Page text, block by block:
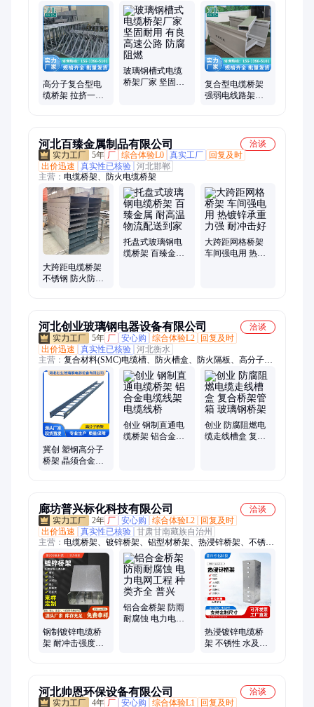
桥架桥架、玻璃钢电缆桥架、复合环氧树脂电缆桥架、高分子复
合型电缆桥架、高分子防腐电缆桥架、高强度大跨距电缆桥架、
钢制电缆桥架、铝合金电缆桥架、高分子高强度电缆桥架、高分
子改良型电缆桥架、强防腐合金电缆桥架、高分子防火防腐桥
架、电缆桥架、高强度防腐电缆桥架、高分子合金防腐桥架、节
能型高分子防腐桥架、大跨距电缆桥架、增强型高分子桥架、高
分子复合电缆桥架、桥架、高分子防腐桥架、玻璃钢槽式桥架
高分子复合型电
缆桥架 拉挤一体
玻璃钢槽式电缆
桥架厂家 坚固耐
复合型电缆桥架
强弱电线路架设
河北百臻金属制品有限公司
洽谈
5年 厂 综合体验L0 真实工厂
回复及时
出价迅速
真实性已核验 河北邯郸
主营： 电缆桥架、防火电缆桥架
大跨距电缆桥架
不锈钢 防火防爆
托盘式玻璃钢电
缆桥架 百臻金属
大跨距网格桥架
车间强电用 热镀
河北创业玻璃钢电器设备有限公司
洽谈
5年 厂 安心购 综合体验L2
回复及时
出价迅速
真实性已核验 河北衡水
主营： 复合材料(SMC)电缆槽、防火槽盒、防火隔板、高分子复
合型电缆桥架、聚氨酯电缆桥架、玻璃钢电缆桥架、钢制电缆桥
架、电缆支架啊
冀创 塑钢高分子
桥架 晶须合金复
创业 钢制直通电
缆桥架 铝合金电
创业 防腐阻燃电
缆走线槽盒 复合
廊坊普兴标化科技有限公司
洽谈
2年 厂 安心购 综合体验L2
回复及时
出价迅速
真实性已核验 甘肃甘南藏族自治州
主营： 电缆桥架、镀锌桥架、铝型材桥架、热浸锌桥架、不锈钢
桥架、锌镁铝桥架、光伏桥架、防火桥架、廊坊桥架厂家、耐火
桥架、型材式桥架、桥架厂家、桥架专业厂商、电缆桥架厂家、
桥架多少钱一米价格表、桥架是干什么用的、大跨距桥架、不锈
钢电缆铝合金桥架、镀锌电缆桥架、托盘式桥架、锌铝镁光伏桥
架、槽式梯式桥架、铝合金、镀锌梯子、走线槽
钢制镀锌电缆桥
架 耐冲击强度高
铝合金桥架 防雨
耐腐蚀 电力电网
热浸镀锌电缆桥
架 不锈性 水及煤
河北帅恩环保设备有限公司
洽谈
4年 厂 安心购 综合体验L1 回复及时